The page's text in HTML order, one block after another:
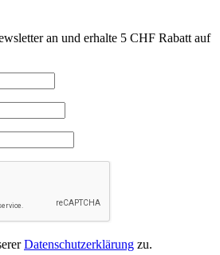
an und erhalte 5 CHF Rabatt auf
Datenschutzerklärung zu.